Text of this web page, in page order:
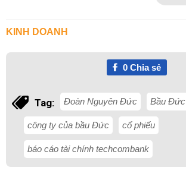
KINH DOANH
0Chia sẻ
Tag: Đoàn Nguyên Đức Bầu Đức
công ty của bầu Đức cổ phiếu
báo cáo tài chính techcombank